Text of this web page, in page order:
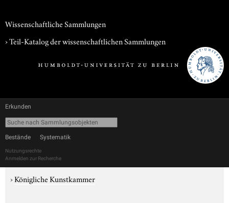
Wissenschaftliche Sammlungen
› Teil-Katalog der wissenschaftlichen Sammlungen
Erkunden
Bestände Systematik
Nutzungsrechte
Anmelden zur Recherche
›Königliche Kunstkammer